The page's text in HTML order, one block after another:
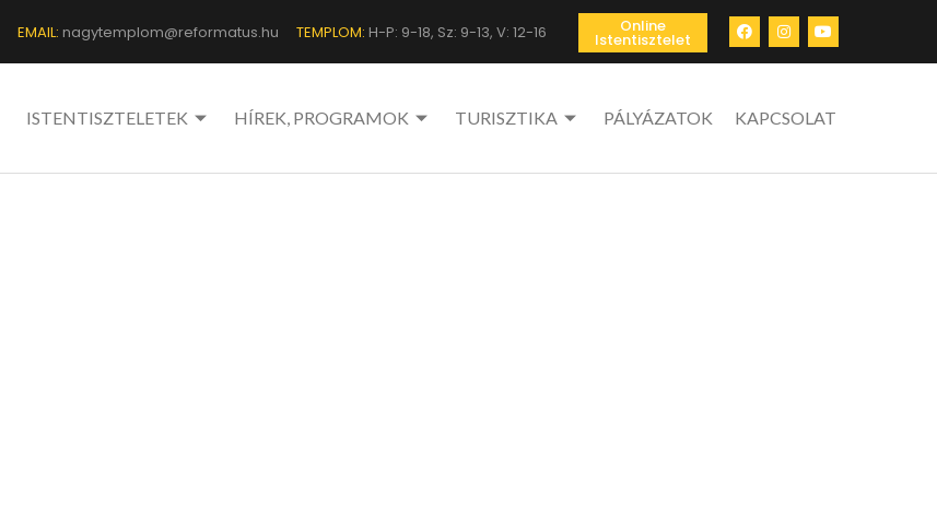
EMAIL: nagytemplom@reformatus.hu TEMPLOM: H-P: 9-18, Sz: 9-13, V: 12-16 Online
Istentisztelet
ISTENTISZTELETEK HÍREK, PROGRAMOK TURISZTIKA PÁLYÁZATOK KAPCSOLAT